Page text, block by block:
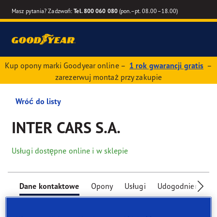
Masz pytania? Zadzwoń:Tel. 800 060 080(pon.–pt. 08.00–18.00)
Kup opony marki Goodyear online – 1 rok gwarancji gratis –
zarezerwuj montaż przy zakupie
Wróć do listy
INTER CARS S.A.
Usługi dostępne online i w sklepie
Dane kontaktowe Opony Usługi Udogodnienia